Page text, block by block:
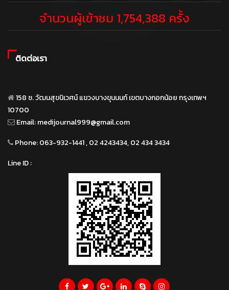
จำนวนผู้เข้าชม 1,754,388 ครั้ง
ติดต่อเรา
158 ซ. วัฒนสุขนิเวศน์ แขวงบางขุนนนท์ เขตบางกอกน้อย กรุงเทพฯ
10700
Email:medijournal999@gmail.com
Phone:063-932-1441 , 02 4243434, 02 434 3434
Line ID :